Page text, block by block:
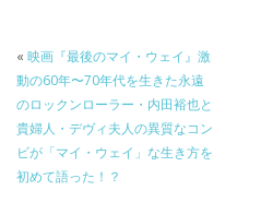
« 映画『最後のマイ・ウェイ』激
動の60年〜70年代を生きた永遠
のロックンローラー・内田裕也と
貴婦人・デヴィ夫人の異質なコン
ビが「マイ・ウェイ」な生き方を
初めて語った！？